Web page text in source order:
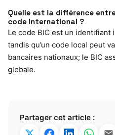
Quelle est la différence
code international ?
Le code BIC est un identifiant
tandis qu’un code local peut
bancaires nationaux; le BIC
globale.
Partager cet article :